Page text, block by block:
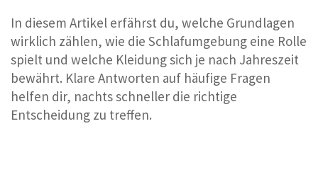
In diesem Artikel erfährst du, welche Grundlagen
wirklich zählen, wie die Schlafumgebung eine Rolle
spielt und welche Kleidung sich je nach Jahreszeit
bewährt. Klare Antworten auf häufige Fragen
helfen dir, nachts schneller die richtige
Entscheidung zu treffen.